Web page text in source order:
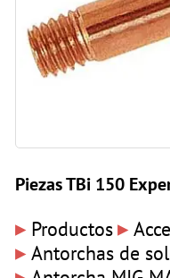
Piezas TBi 150
▸ Productos▸
▸ Antorchas de